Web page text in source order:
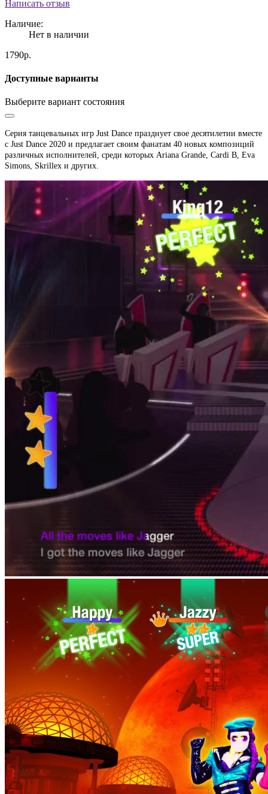
Написать отзыв
Наличие:
Нет в наличии
1790р.
Доступные варианты
Выберите вариант состояния
Серия танцевальных игр Just Dance празднует свое десятилетии вместе
с Just Dance 2020 и предлагает своим фанатам 40 новых композиций
различных исполнителей, среди которых Ariana Grande, Cardi B, Eva
Simons, Skrillex и других.